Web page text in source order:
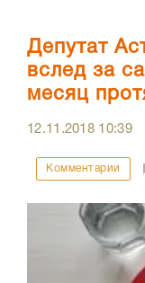
Депутат
вслед за
месяц
12.11.2018 10:39
Комментарии